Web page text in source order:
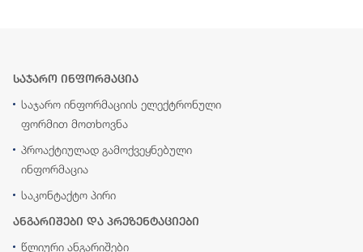
საჯარო ინფორმაცია
საჯარო ინფორმაციის ელექტრონული
ფორმით მოთხოვნა
პროაქტიულად გამოქვეყნებული
ინფორმაცია
საკონტაქტო პირი
ანგარიშები და პრეზენტაციები
წლიური ანგარიშები